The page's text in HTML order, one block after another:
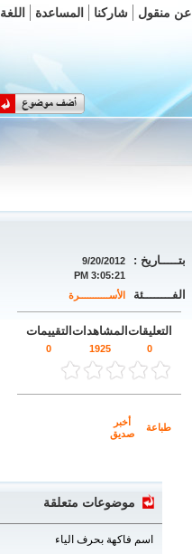
اللغة المساعدة شاركنا عن منقول
بتـــــاريخ :
9/20/2012
3:05:21 PM
الفــــــــئة الأســـــــــــرة
التعليقات المشاهدات التقييمات
0
1925
0
طباعة
أخبر
صديق
موضوعات متعلقة
اسم فاكهة بحرف الياء